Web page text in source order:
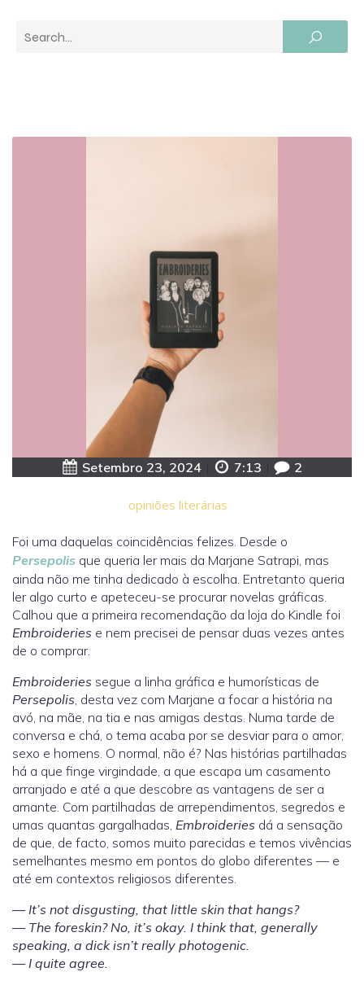
Setembro 23, 2024 7:13 2
opiniões literárias
Foi uma daquelas coincidências felizes. Desde o
Persepolis que queria ler mais da Marjane Satrapi, mas
ainda não me tinha dedicado à escolha. Entretanto queria
ler algo curto e apeteceu-se procurar novelas gráficas.
Calhou que a primeira recomendação da loja do Kindle foi
Embroideries e nem precisei de pensar duas vezes antes
de o comprar.
Embroideries segue a linha gráfica e humorísticas de
Persepolis, desta vez com Marjane a focar a história na
avó, na mãe, na tia e nas amigas destas. Numa tarde de
conversa e chá, o tema acaba por se desviar para o amor,
sexo e homens. O normal, não é? Nas histórias partilhadas
há a que finge virgindade, a que escapa um casamento
arranjado e até a que descobre as vantagens de ser a
amante. Com partilhadas de arrependimentos, segredos e
umas quantas gargalhadas, Embroideries dá a sensação
de que, de facto, somos muito parecidas e temos vivências
semelhantes mesmo em pontos do globo diferentes — e
até em contextos religiosos diferentes.
— It’s not disgusting, that little skin that hangs?
— The foreskin? No, it’s okay. I think that, generally
speaking, a dick isn’t really photogenic.
— I quite agree.